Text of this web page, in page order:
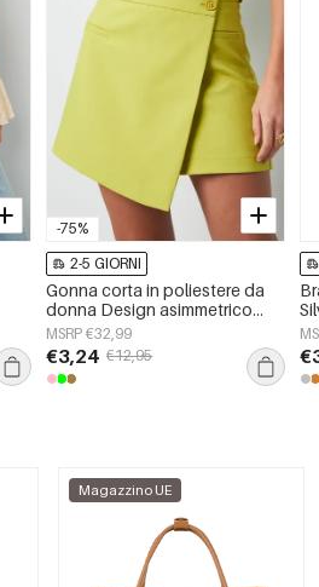
-75%
2-5 GIORNI
Gonna corta in poliestere da
donna Design asimmetrico
con sovrapposizione
MSRP €32,99
€3,24 €12,95
Magazzino UE